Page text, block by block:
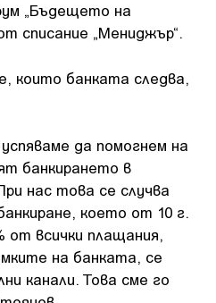
„Бъдещето на
списание „Мениджър“.
които банката следва,
да помогнем на
банкирането в
нас това се случва
което от 10 г.
от всички плащания,
на банката, се
канали. Това сме го